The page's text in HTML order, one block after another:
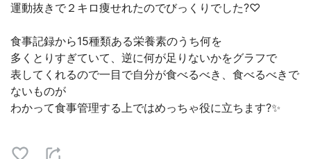
運動抜きで２キロ痩せれたのでびっくりでした?♡
食事記録から15種類ある栄養素のうち何を
多くとりすぎていて、逆に何が足りないかをグラフで
表してくれるので一目で自分が食べるべき、食べるべきで
ないものが
わかって食事管理する上ではめっちゃ役に立ちます?✨